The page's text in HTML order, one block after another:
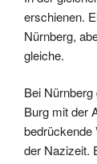
erschienen.
Nürnberg,
gleiche.
Bei
Burg mit der
bedrückende
der Nazizeit.